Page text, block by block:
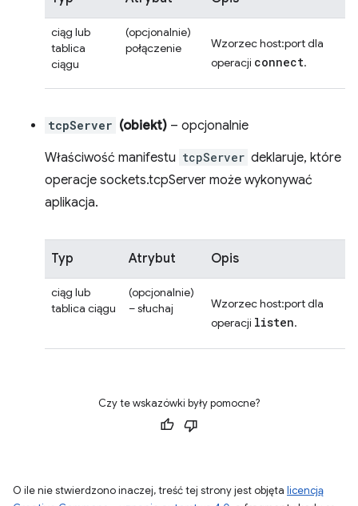
ciąg lub
tablica
ciągu
(opcjonalnie)
połączenie
Wzorzec host:port dla
operacji connect.
tcpServer (obiekt) – opcjonalnie
Właściwość manifestu tcpServer deklaruje, które
operacje sockets.tcpServer może wykonywać
aplikacja.
Typ Atrybut Opis
ciąg lub
tablica ciągu
(opcjonalnie)
– słuchaj
Wzorzec host:port dla
operacji listen.
Czy te wskazówki były pomocne?
O ile nie stwierdzono inaczej, treść tej strony jest objęta licencją